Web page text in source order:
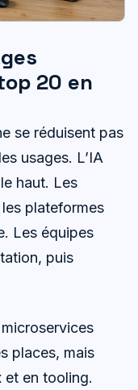
20 en
se réduisent pas
usages. L’IA
haut. Les
plateformes
Les équipes
puis
places, mais
et en tooling.